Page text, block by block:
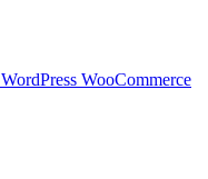
WordPress WooCommerce